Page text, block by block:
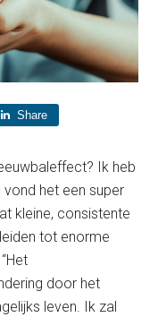
Share
Ik heb
het een super
kleine, consistente
tot enorme
door het
leven. Ik zal